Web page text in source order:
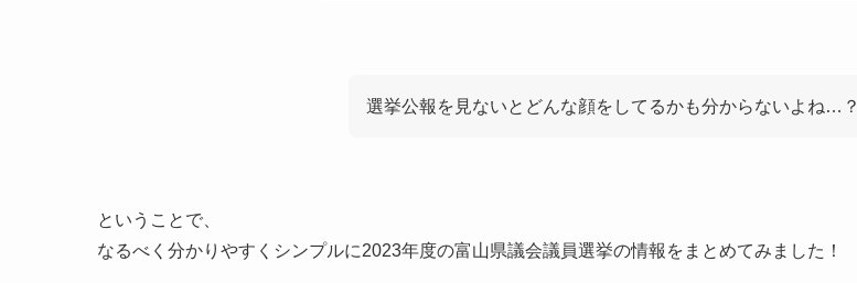
選挙公報を見ないとどんな顔をしてるかも分からないよね…？
ということで、
なるべく分かりやすくシンプルに2023年度の富山県議会議員選挙の情報をまとめてみました！